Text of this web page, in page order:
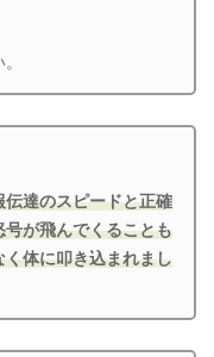
伝達のスピードと正確
が飛んでくることも
体に叩き込まれまし